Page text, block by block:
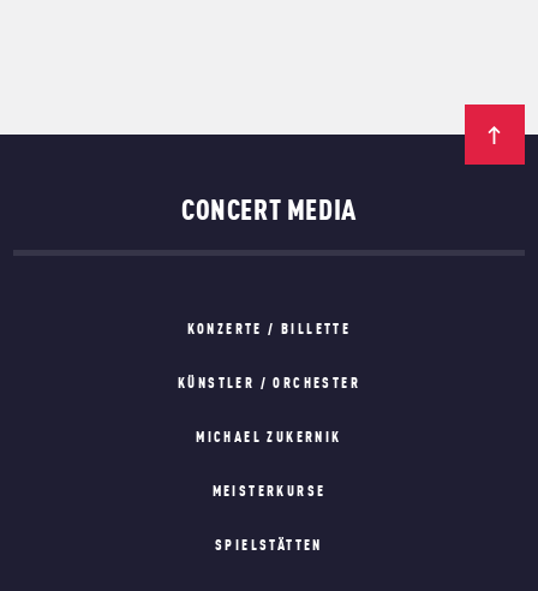
CONCERT MEDIA
KONZERTE / BILLETTE
KÜNSTLER / ORCHESTER
MICHAEL ZUKERNIK
MEISTERKURSE
SPIELSTÄTTEN